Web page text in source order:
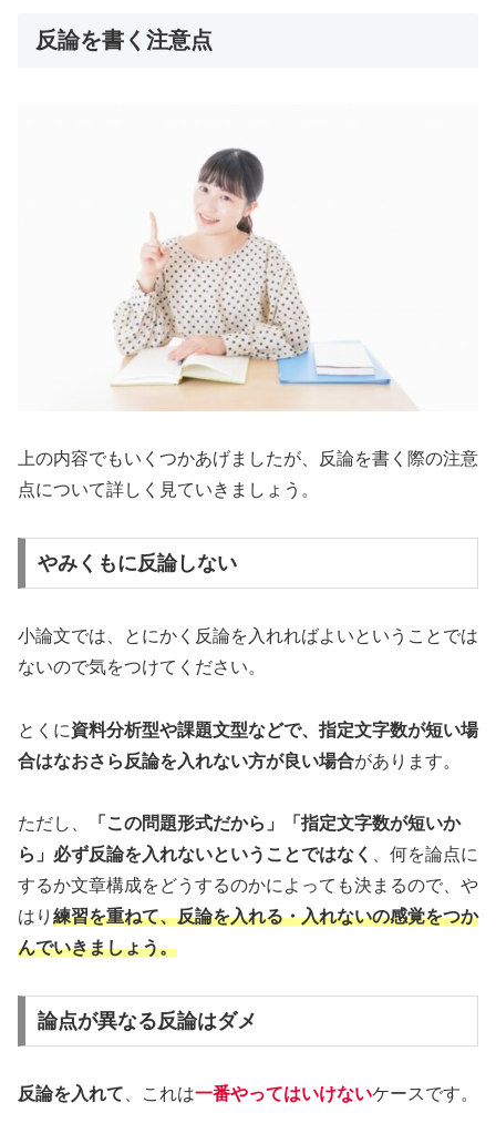
反論を書く注意点
上の内容でもいくつかあげましたが、反論を書く際の注意
点について詳しく見ていきましょう。
やみくもに反論しない
小論文では、とにかく反論を入れればよいということでは
ないので気をつけてください。
とくに資料分析型や課題文型などで、指定文字数が短い場
合はなおさら反論を入れない方が良い場合があります。
ただし、
「この問題形式だから」「指定文字数が短いか
ら」必ず反論を入れないということではなく
、何を論点に
するか文章構成をどうするのかによっても決まるので、や
はり 練習を重ねて、反論を入れる・入れないの感覚をつか
んでいきましょう。
論点が異なる反論はダメ
反論を入れて 、これは一番やってはいけないケースです。